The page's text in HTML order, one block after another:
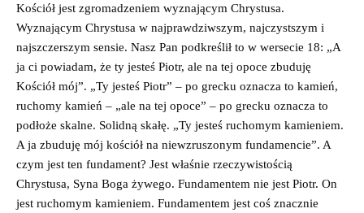
Kościół jest zgromadzeniem wyznającym Chrystusa.
Wyznającym Chrystusa w najprawdziwszym, najczystszym i
najszczerszym sensie. Nasz Pan podkreślił to w wersecie 18: „A
ja ci powiadam, że ty jesteś Piotr, ale na tej opoce zbuduję
Kościół mój”. „Ty jesteś Piotr” – po grecku oznacza to kamień,
ruchomy kamień – „ale na tej opoce” – po grecku oznacza to
podłoże skalne. Solidną skałę. „Ty jesteś ruchomym kamieniem.
A ja zbuduję mój kościół na niewzruszonym fundamencie”. A
czym jest ten fundament? Jest właśnie rzeczywistością
Chrystusa, Syna Boga żywego. Fundamentem nie jest Piotr. On
jest ruchomym kamieniem. Fundamentem jest coś znacznie